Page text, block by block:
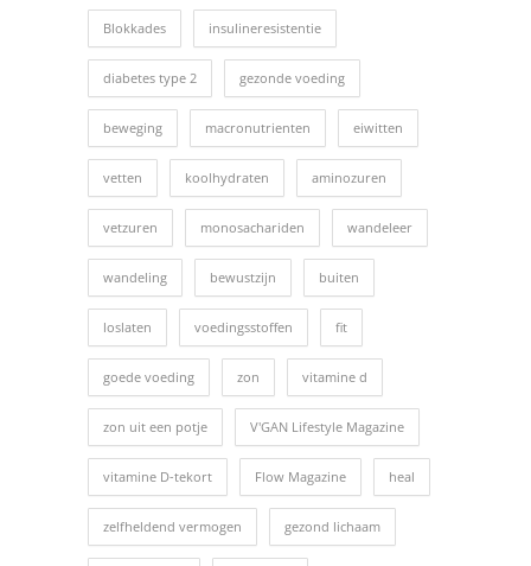
Blokkades insulineresistentie
diabetes type 2 gezonde voeding
beweging macronutrienten eiwitten
vetten koolhydraten aminozuren
vetzuren monosachariden wandeleer
wandeling bewustzijn buiten
loslaten voedingsstoffen fit
goede voeding zon vitamine d
zon uit een potje V'GAN Lifestyle Magazine
vitamine D-tekort Flow Magazine heal
zelfheldend vermogen gezond lichaam